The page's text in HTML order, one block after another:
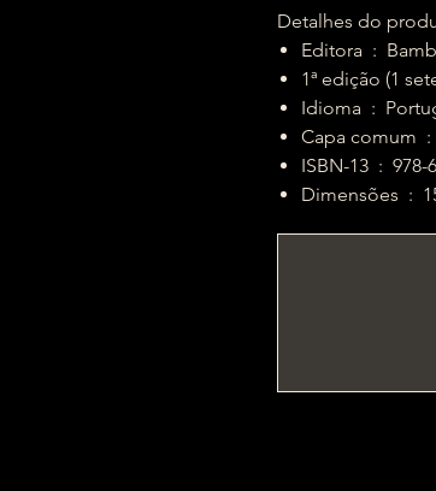
Detalhes do
Editora ‏ :
1ª edição (1
Idioma ‏ :
ISBN-13